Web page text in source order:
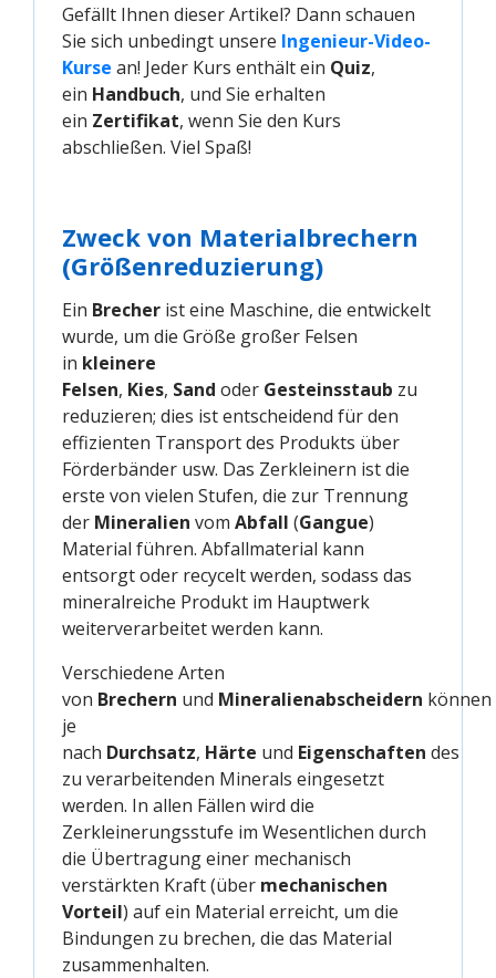
Gefällt Ihnen dieser Artikel? Dann schauen
Sie sich unbedingt unsere Ingenieur-Video-
Kurse an! Jeder Kurs enthält ein Quiz,
ein Handbuch, und Sie erhalten
ein Zertifikat, wenn Sie den Kurs
abschließen. Viel Spaß!
Zweck von Materialbrechern
(Größenreduzierung)
Ein Brecher ist eine Maschine, die entwickelt
wurde, um die Größe großer Felsen
in kleinere
Felsen, Kies, Sand oder Gesteinsstaub zu
reduzieren; dies ist entscheidend für den
effizienten Transport des Produkts über
Förderbänder usw. Das Zerkleinern ist die
erste von vielen Stufen, die zur Trennung
der Mineralien vom Abfall (Gangue)
Material führen. Abfallmaterial kann
entsorgt oder recycelt werden, sodass das
mineralreiche Produkt im Hauptwerk
weiterverarbeitet werden kann.
Verschiedene Arten
von Brechern und Mineralienabscheidern können
je
nach Durchsatz, Härte und Eigenschaften des
zu verarbeitenden Minerals eingesetzt
werden. In allen Fällen wird die
Zerkleinerungsstufe im Wesentlichen durch
die Übertragung einer mechanisch
verstärkten Kraft (über mechanischen
Vorteil) auf ein Material erreicht, um die
Bindungen zu brechen, die das Material
zusammenhalten.